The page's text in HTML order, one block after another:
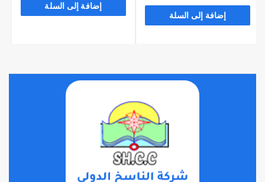
إضافة إلى السلة
إضافة إلى السلة